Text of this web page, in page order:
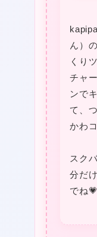
ん）
くり
チャ
ンで
て、
かわ
スク
分だ
でね💗